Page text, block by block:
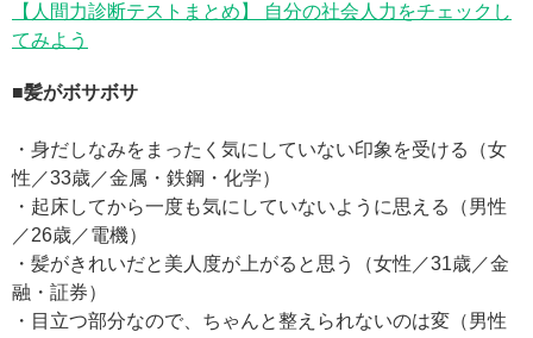
【人間力診断テストまとめ】 自分の社会人力をチェックし
てみよう
■髪がボサボサ
・身だしなみをまったく気にしていない印象を受ける（女
性／33歳／金属・鉄鋼・化学）
・起床してから一度も気にしていないように思える（男性
／26歳／電機）
・髪がきれいだと美人度が上がると思う（女性／31歳／金
融・証券）
・目立つ部分なので、ちゃんと整えられないのは変（男性